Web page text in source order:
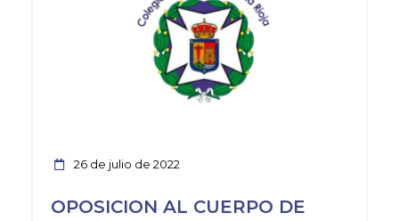
26 de julio de 2022
OPOSICION AL CUERPO DE